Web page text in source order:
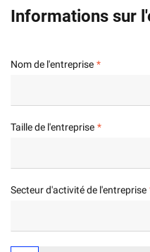
Informations sur
Nom de l'entreprise
Taille de l'entreprise
Secteur d'activité de l'entreprise